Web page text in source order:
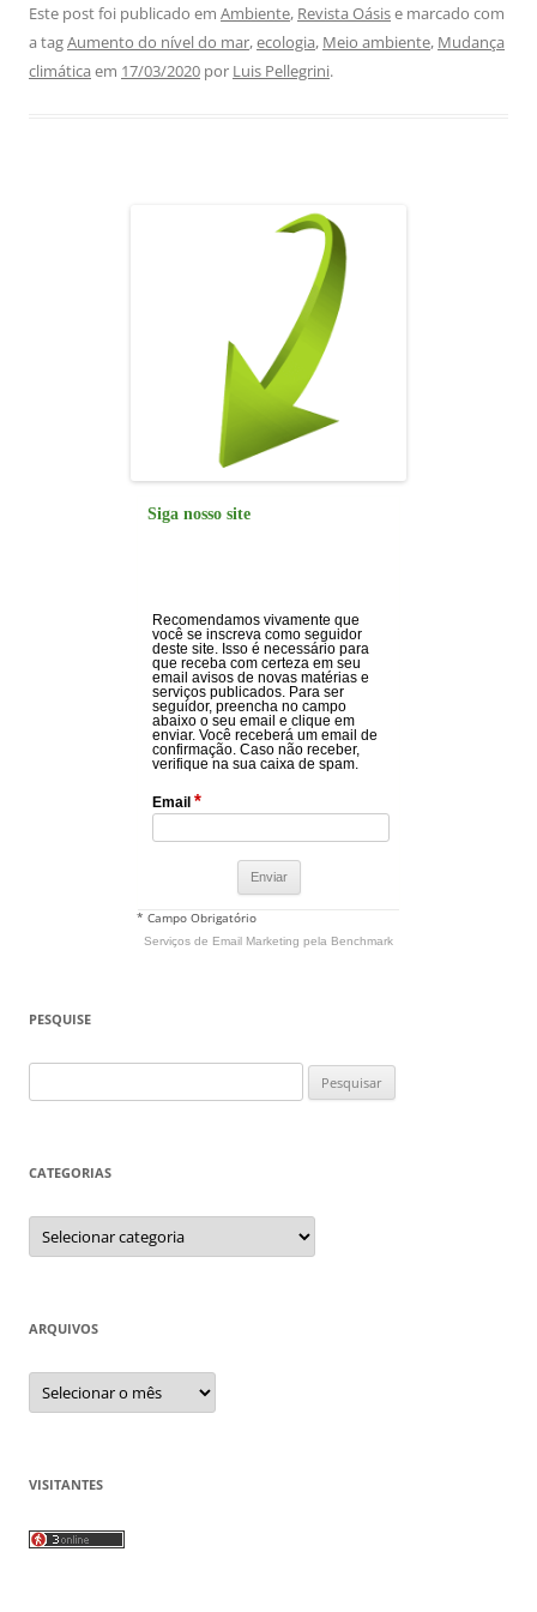
c
e
at
s
k
e
e
gr
ai
l
ar
e
Este post foi publicado em Ambiente, Revista Oásise marcado com
a tagAumento do nível do mar,ecologia, Meio ambiente, Mudança
climática em 17/03/2020 por Luis Pellegrini.
Siga nosso site
Recomendamos vivamente que
você se inscreva como seguidor
deste site. Isso é necessário para
que receba com certeza em seu
email avisos de novas matérias e
serviços publicados. Para ser
seguidor, preencha no campo
abaixo o seu email e clique em
enviar. Você receberá um email de
confirmação. Caso não receber,
verifique na sua caixa de spam.
Email *
* Campo Obrigatório
Serviços de Email Marketing pela Benchmark
PESQUISE
por:
CATEGORIAS
Categorias
ARQUIVOS
Arquivos
VISITANTES